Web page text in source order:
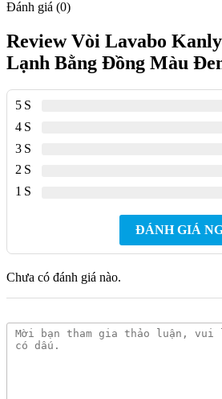
Đánh giá (0)
Review Vòi Lavabo
Lạnh Bằng Đồng Màu
5
4
3
2
1
ĐÁNH GIÁ
Chưa có đánh giá nào.